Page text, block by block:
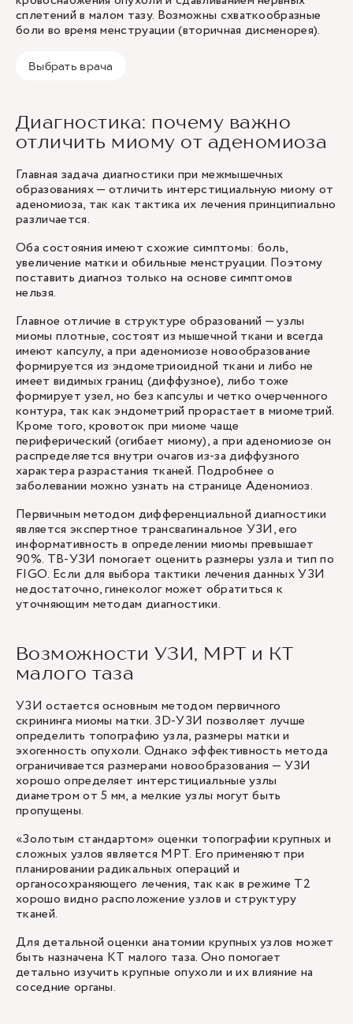
сплетений в малом тазу. Возможны схваткообразные
боли во время менструации (вторичная дисменорея).
Выбрать врача
Диагностика: почему важно
отличить миому от аденомиоза
Главная задача диагностики при межмышечных
образованиях — отличить интерстициальную миому от
аденомиоза, так как тактика их лечения принципиально
различается.
Оба состояния имеют схожие симптомы: боль,
увеличение матки и обильные менструации. Поэтому
поставить диагноз только на основе симптомов
нельзя.
Главное отличие в структуре образований — узлы
миомы плотные, состоят из мышечной ткани и всегда
имеют капсулу, а при аденомиозе новообразование
формируется из эндометриоидной ткани и либо не
имеет видимых границ (диффузное), либо тоже
формирует узел, но без капсулы и четко очерченного
контура, так как эндометрий прорастает в миометрий.
Кроме того, кровоток при миоме чаще
периферический (огибает миому), а при аденомиозе он
распределяется внутри очагов из-за диффузного
характера разрастания тканей. Подробнее о
заболевании можно узнать на странице Аденомиоз.
Первичным методом дифференциальной диагностики
является экспертное трансвагинальное УЗИ, его
информативность в определении миомы превышает
90%. ТВ-УЗИ помогает оценить размеры узла и тип по
FIGO. Если для выбора тактики лечения данных УЗИ
недостаточно, гинеколог может обратиться к
уточняющим методам диагностики.
Возможности УЗИ, МРТ и КТ
малого таза
УЗИ остается основным методом первичного
скрининга миомы матки. 3D-УЗИ позволяет лучше
определить топографию узла, размеры матки и
эхогенность опухоли. Однако эффективность метода
ограничивается размерами новообразования — УЗИ
хорошо определяет интерстициальные узлы
диаметром от 5 мм, а мелкие узлы могут быть
пропущены.
«Золотым стандартом» оценки топографии крупных и
сложных узлов является МРТ. Его применяют при
планировании радикальных операций и
органосохраняющего лечения, так как в режиме Т2
хорошо видно расположение узлов и структуру
тканей.
Для детальной оценки анатомии крупных узлов может
быть назначена КТ малого таза. Оно помогает
детально изучить крупные опухоли и их влияние на
соседние органы.